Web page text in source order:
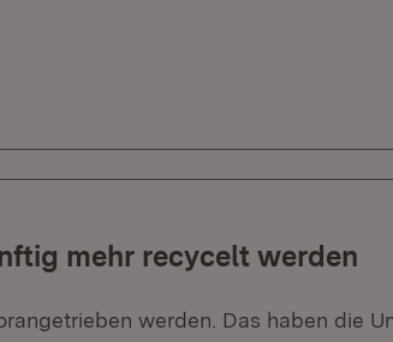
mehr recycelt werden
werden. Das haben die